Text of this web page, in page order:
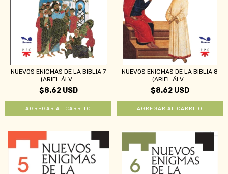
NUEVOS ENIGMAS DE LA BIBLIA 7
(ARIEL ÁLV...
$8.62 USD
NUEVOS ENIGMAS DE LA BIBLIA 8
(ARIEL ÁLV...
$8.62 USD